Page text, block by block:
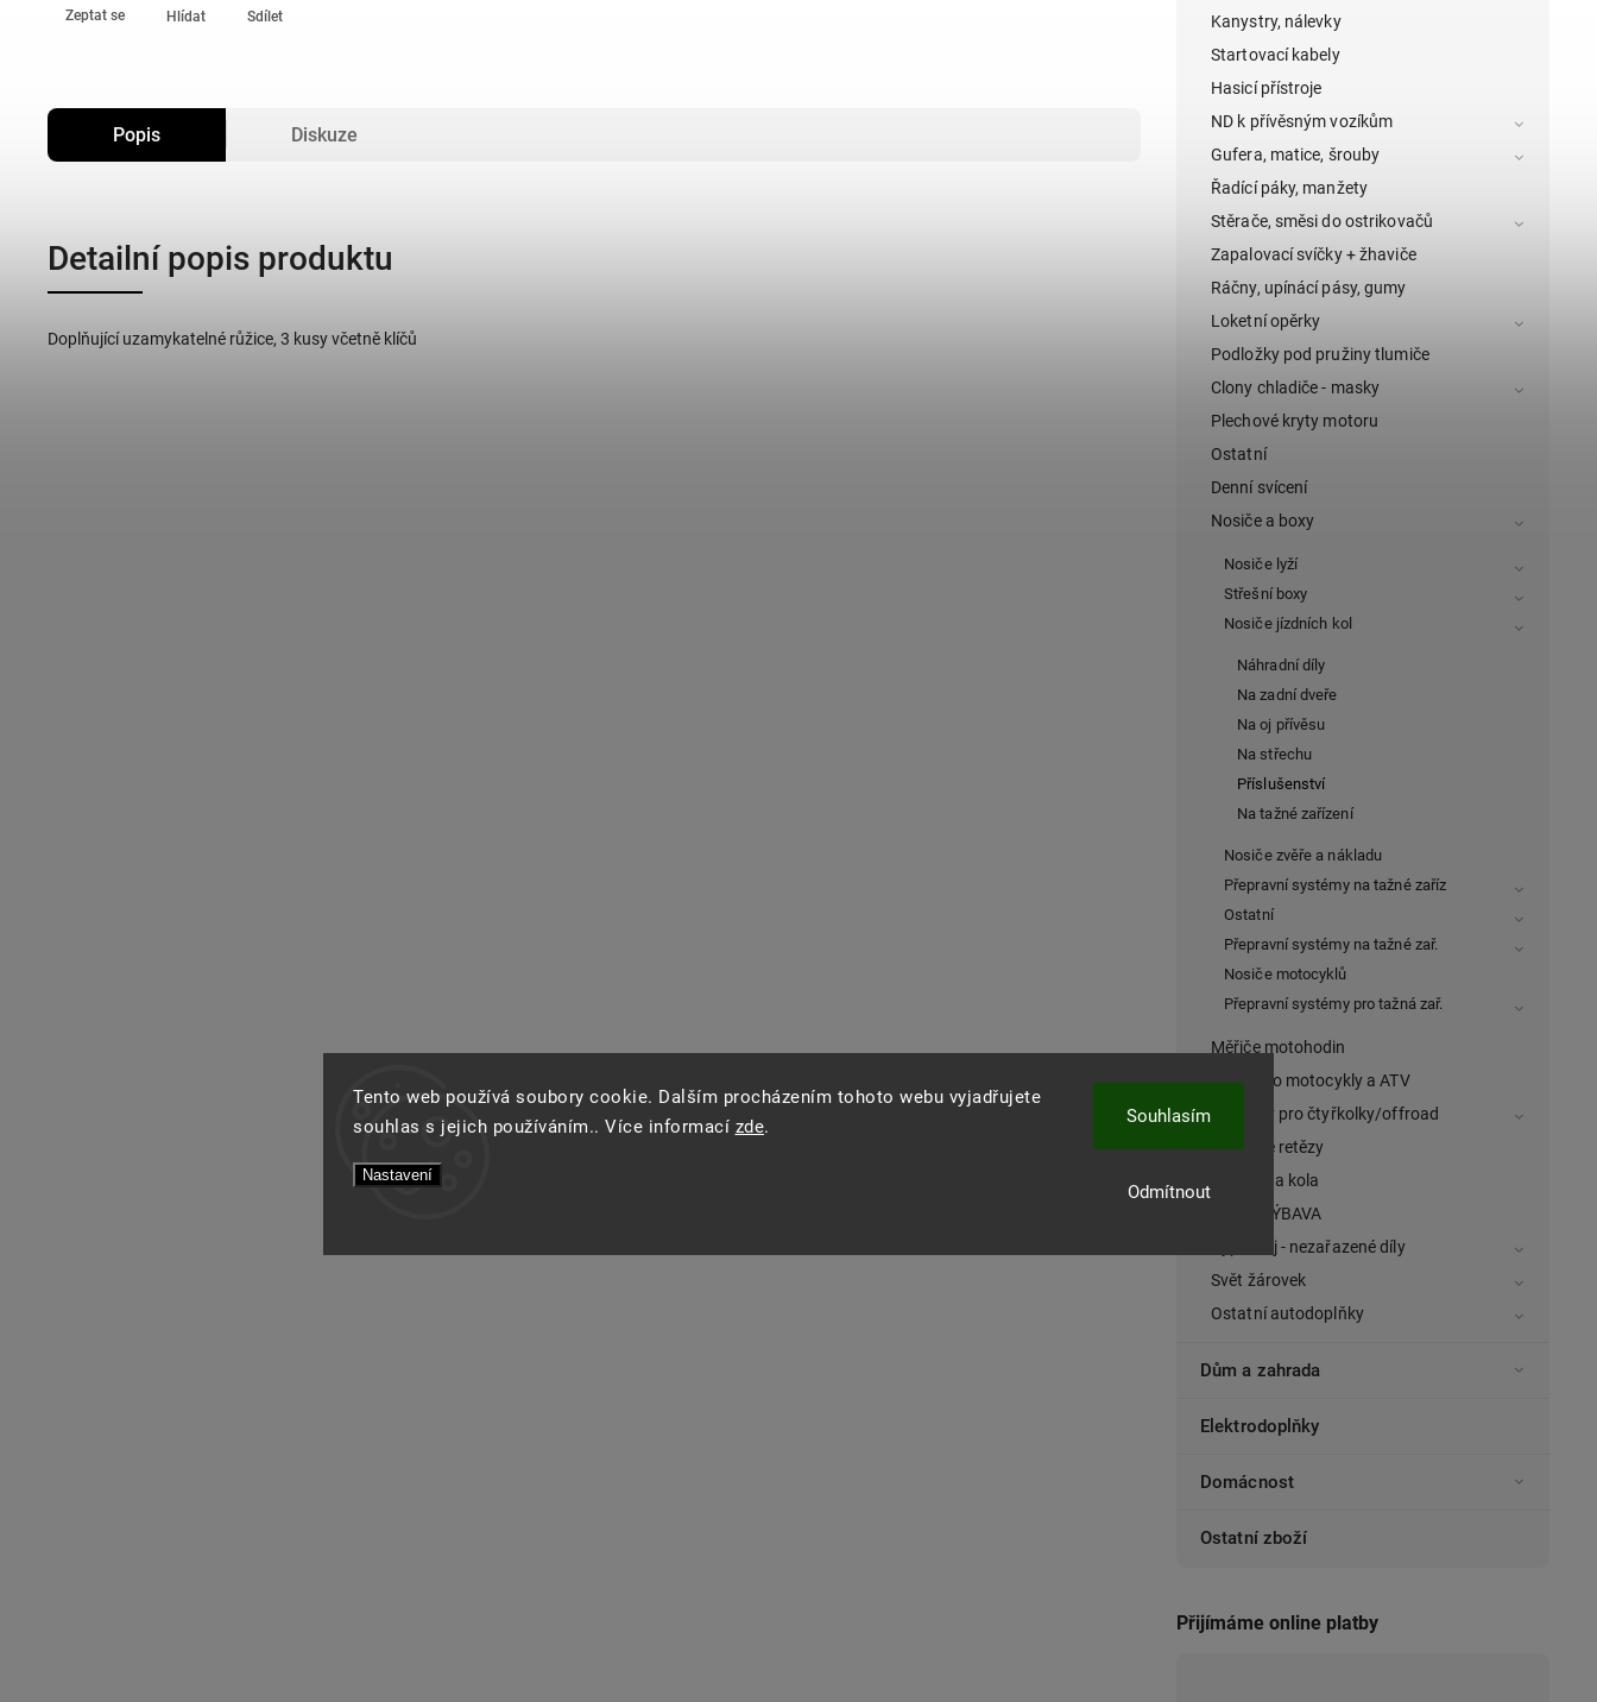
Tento web používá soubory cookie. Dalším procházením tohoto webu vyjadřujete
souhlas s jejich používáním.. Více informací zde.
Nastavení
Odmítnout
Souhlasím
Kanystry, nálevky
Startovací kabely
Hasicí přístroje
ND k přívěsným vozíkům
Gufera, matice, šrouby
Řadící páky, manžety
Stěrače, směsi do ostrikovačů
Zapalovací svíčky + žhaviče
Ráčny, upínácí pásy, gumy
Loketní opěrky
Podložky pod pružiny tlumiče
Clony chladiče - masky
Plechové kryty motoru
Ostatní
Denní svícení
Nosiče a boxy
Nosiče lyží
Střešní boxy
Nosiče jízdních kol
Náhradní díly
Na zadní dveře
Na oj přívěsu
Na střechu
Příslušenství
Na tažné zařízení
Nosiče zvěře a nákladu
Přepravní systémy na tažné zaříz
Ostatní
Přepravní systémy na tažné zař.
Nosiče motocyklů
Přepravní systémy pro tažná zař.
Měřiče motohodin
Přilby pro motocykly a ATV
Navijáky pro čtyřkolky/offroad
Sněhové retězy
Řetězy na kola
ZIMNÍ VÝBAVA
Výprodej - nezařazené díly
Svět žárovek
Ostatní autodoplňky
Dům a zahrada
Elektrodoplňky
Domácnost
Ostatní zboží
Přijímáme online platby
Zeptat se Hlídat Sdílet
Popis Diskuze
Detailní popis produktu
Doplňující uzamykatelné růžice, 3 kusy včetně klíčů